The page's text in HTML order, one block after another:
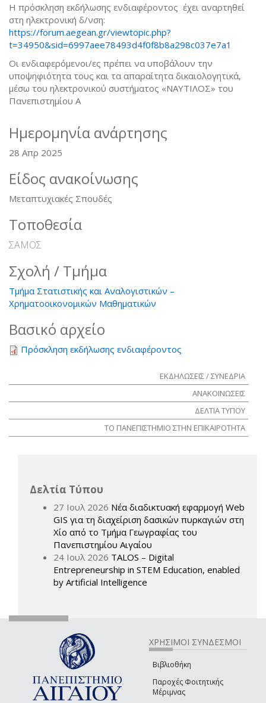
Η πρόσκληση εκδήλωσης ενδιαφέροντος έχει αναρτηθεί
στη ηλεκτρονική δ/νση:
https://forum.aegean.gr/viewtopic.php?
t=34950&sid=6997aee78493d4f0f8b8a298c037e7a1
Οι ενδιαφερόμενοι/ες πρέπει να υποβάλουν την
υποψηφιότητα τους και τα απαραίτητα δικαιολογητικά,
μέσω του ηλεκτρονικού συστήματος «ΝΑΥΤΙΛΟΣ» του
Πανεπιστημίου Α
Ημερομηνία ανάρτησης
28 Απρ 2025
Είδος ανακοίνωσης
Μεταπτυχιακές Σπουδές
Τοποθεσία
ΣΑΜΟΣ
Σχολή / Τμήμα
Τμήμα Στατιστικής και Αναλογιστικών –
Χρηματοοικονομικών Μαθηματικών
Βασικό αρχείο
Πρόσκληση εκδήλωσης ενδιαφέροντος
ΕΚΔΗΛΩΣΕΙΣ / ΣΥΝΕΔΡΙΑ
ΑΝΑΚΟΙΝΩΣΕΙΣ
ΔΕΛΤΙΑ ΤΥΠΟΥ
ΤΟ ΠΑΝΕΠΙΣΤΗΜΙΟ ΣΤΗΝ ΕΠΙΚΑΙΡΟΤΗΤΑ
Δελτία Τύπου
27 Ιουλ 2026 Νέα διαδικτυακή εφαρμογή Web
GIS για τη διαχείριση δασικών πυρκαγιών στη
Χίο από το Τμήμα Γεωγραφίας του
Πανεπιστημίου Αιγαίου
24 Ιουλ 2026 TALOS – Digital
Entrepreneurship in STEM Education, enabled
by Artificial Intelligence
ΧΡΗΣΙΜΟΙ ΣΥΝΔΕΣΜΟΙ
Βιβλιοθήκη
Παροχές Φοιτητικής
Μέριμνας